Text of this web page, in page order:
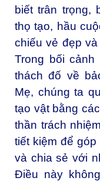
biết trân trọng,
thọ tạo, hầu
chiếu vẻ đẹp
Trong bối
thách đố về
Mẹ, chúng ta
tạo vật bằng
thần trách
tiết kiệm để
và chia sẻ với
Điều này